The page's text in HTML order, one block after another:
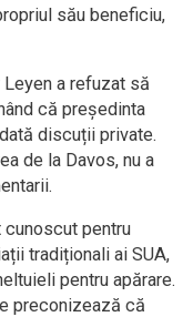
său beneficiu,
a refuzat să
că președinta
discuții private.
de la Davos, nu a
cunoscut pentru
tradiționali ai SUA,
pentru apărare.
preconizează că